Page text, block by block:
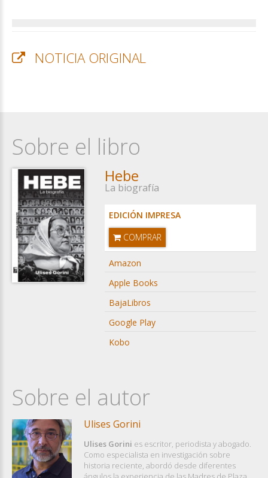
NOTICIA ORIGINAL
Sobre el libro
Hebe
La biografía
EDICIÓN IMPRESA
COMPRAR
Amazon
Apple Books
BajaLibros
Google Play
Kobo
Sobre el autor
Ulises Gorini
Ulises Gorini es escritor, periodista y abogado.
Como especialista en investigación sobre
historia reciente, abordó desde diferentes